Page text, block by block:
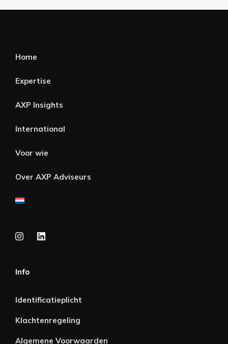
Home
Expertise
AXP Insights
International
Voor wie
Over AXP Adviseurs
Info
Identificatieplicht
Klachtenregeling
Algemene Voorwaarden